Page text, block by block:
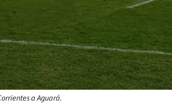
a Aguará.